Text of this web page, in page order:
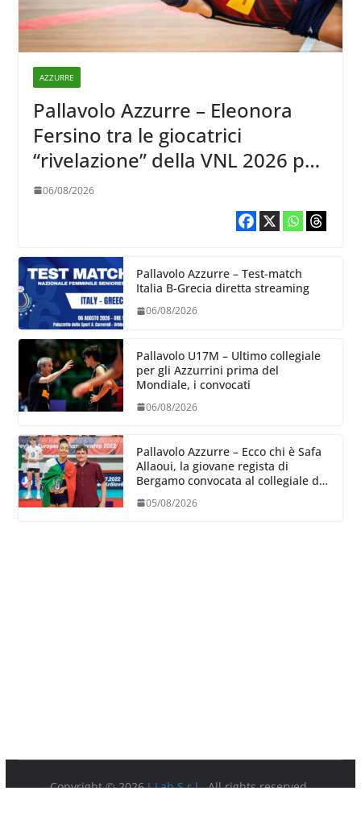
AZZURRE
Pallavolo Azzurre – Eleonora
Fersino tra le giocatrici
“rivelazione” della VNL 2026 per
Volleyball World
06/08/2026
Pallavolo Azzurre – Test-match
Italia B-Grecia diretta streaming
06/08/2026
Pallavolo U17M – Ultimo collegiale
per gli Azzurrini prima del
Mondiale, i convocati
06/08/2026
Pallavolo Azzurre – Ecco chi è Safa
Allaoui, la giovane regista di
Bergamo convocata al collegiale di
Cavalese
05/08/2026
Copyright © 2026I-Lab S.r.l.. All rights reserved.